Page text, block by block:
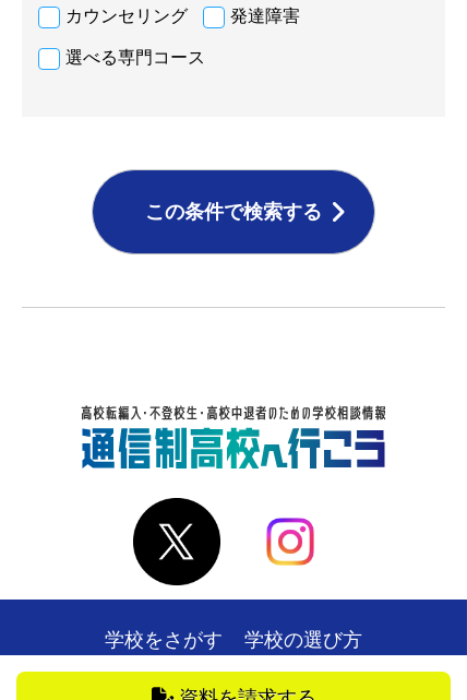
カウンセリング 発達障害
選べる専門コース
この条件で検索する
学校をさがす
学校の選び方
在校生・卒業生の声
お役立ち情報